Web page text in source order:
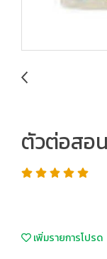
ตัวต่อสอ
เพิ่มรายการโปรด